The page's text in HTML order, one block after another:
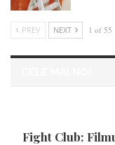
PREV NEXT 1 of 55
Fight Club: